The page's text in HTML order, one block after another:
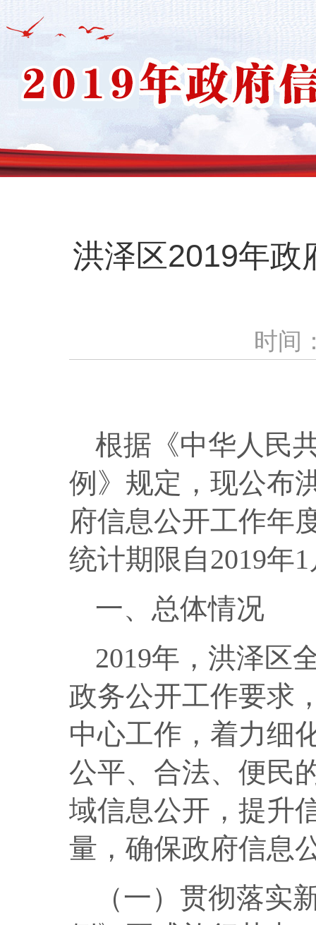
洪泽区2019年政
时间
根据《中华人民
例》规定，现公布
府信息公开工作年
统计期限自2019年1
一、总体情况
2019年，洪泽区
政务公开工作要求
中心工作，着力细
公平、合法、便民
域信息公开，提升
量，确保政府信息
（一）贯彻落实